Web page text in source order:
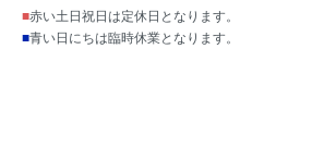
■赤い土日祝日は定休日となります。
■青い日にちは臨時休業となります。